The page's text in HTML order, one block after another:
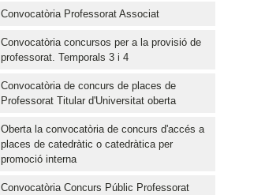
Convocatòria Professorat Associat
Convocatòria concursos per a la provisió de
professorat. Temporals 3 i 4
Convocatòria de concurs de places de
Professorat Titular d'Universitat oberta
Oberta la convocatòria de concurs d'accés a
places de catedràtic o catedràtica per
promoció interna
Convocatòria Concurs Públic Professorat